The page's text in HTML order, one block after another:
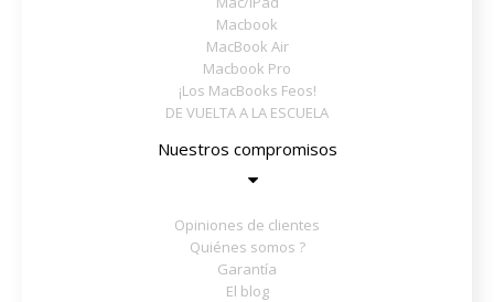
Macbook
MacBook Air
Macbook Pro
¡Los MacBooks Feos!
DE VUELTA A LA ESCUELA
Nuestros compromisos
Opiniones de clientes
Quiénes somos ?
Garantía
El blog